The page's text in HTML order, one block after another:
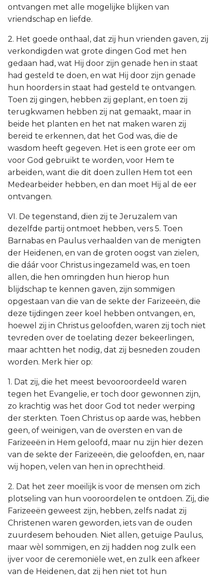
ontvangen met alle mogelijke blijken van
vriendschap en liefde.
2. Het goede onthaal, dat zij hun vrienden gaven, zij
verkondigden wat grote dingen God met hen
gedaan had, wat Hij door zijn genade hen in staat
had gesteld te doen, en wat Hij door zijn genade
hun hoorders in staat had gesteld te ontvangen.
Toen zij gingen, hebben zij geplant, en toen zij
terugkwamen hebben zij nat gemaakt, maar in
beide het planten en het nat maken waren zij
bereid te erkennen, dat het God was, die de
wasdom heeft gegeven. Het is een grote eer om
voor God gebruikt te worden, voor Hem te
arbeiden, want die dit doen zullen Hem tot een
Medearbeider hebben, en dan moet Hij al de eer
ontvangen.
VI. De tegenstand, dien zij te Jeruzalem van
dezelfde partij ontmoet hebben, vers 5. Toen
Barnabas en Paulus verhaalden van de menigten
der Heidenen, en van de groten oogst van zielen,
die dáár voor Christus ingezameld was, en toen
allen, die hen omringden hun hierop hun
blijdschap te kennen gaven, zijn sommigen
opgestaan van die van de sekte der Farizeeën, die
deze tijdingen zeer koel hebben ontvangen, en,
hoewel zij in Christus geloofden, waren zij toch niet
tevreden over de toelating dezer bekeerlingen,
maar achtten het nodig, dat zij besneden zouden
worden. Merk hier op:
1. Dat zij, die het meest bevooroordeeld waren
tegen het Evangelie, er toch door gewonnen zijn,
zo krachtig was het door God tot neder werping
der sterkten. Toen Christus op aarde was, hebben
geen, of weinigen, van de oversten en van de
Farizeeën in Hem geloofd, maar nu zijn hier dezen
van de sekte der Farizeeën, die geloofden, en, naar
wij hopen, velen van hen in oprechtheid.
2. Dat het zeer moeilijk is voor de mensen om zich
plotseling van hun vooroordelen te ontdoen. Zij, die
Farizeeën geweest zijn, hebben, zelfs nadat zij
Christenen waren geworden, iets van de ouden
zuurdesem behouden. Niet allen, getuige Paulus,
maar wèl sommigen, en zij hadden nog zulk een
ijver voor de ceremoniële wet, en zulk een afkeer
van de Heidenen, dat zij hen niet tot hun